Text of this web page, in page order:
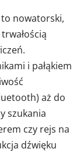
to nowatorski,
i pałąkiem
aż do
szukania
czy rejs na
dźwięku